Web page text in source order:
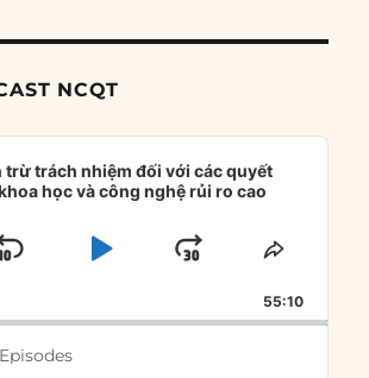
NCQT
trừ trách nhiệm đối với các quyết
học và công nghệ rủi ro cao
SKIP
PLAYJUMP
FORWARD
SHARE
55:10